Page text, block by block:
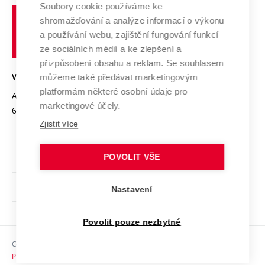
Výzkumné infrastruktury
Transfer znalostí
Open Science
Projekty
Projekty ze strukturálních fondů
Specifický výzkum
Spolupráce se školami
Služby univerzity
Mezinárodní dohody
Univerzitní sítě
Udržitelná univerzita
Podnikavá univerzita / ContriBUTe
Bezpečná univerzita
Vyznamenání
Organizační struktura
Ochrana osobních údajů
odkaz)
Sociální bezpečí
učení
technické
VYSOKÉ UČENÍ TECHNICKÉ V BRNĚ
Antonínská 548/1
602 00 Brno
www.vut.cz
vut@vutbr.cz
Copyright © 2026 VUT
Prohlášení o přístupnosti
Soubory cookie používáme ke
shromažďování a analýze informací o výkonu
a používání webu, zajištění fungování funkcí
ze sociálních médií a ke zlepšení a
přizpůsobení obsahu a reklam. Se souhlasem
můžeme také předávat marketingovým
platformám některé osobní údaje pro
marketingové účely.
Zjistit více
POVOLIT VŠE
Nastavení
Povolit pouze nezbytné